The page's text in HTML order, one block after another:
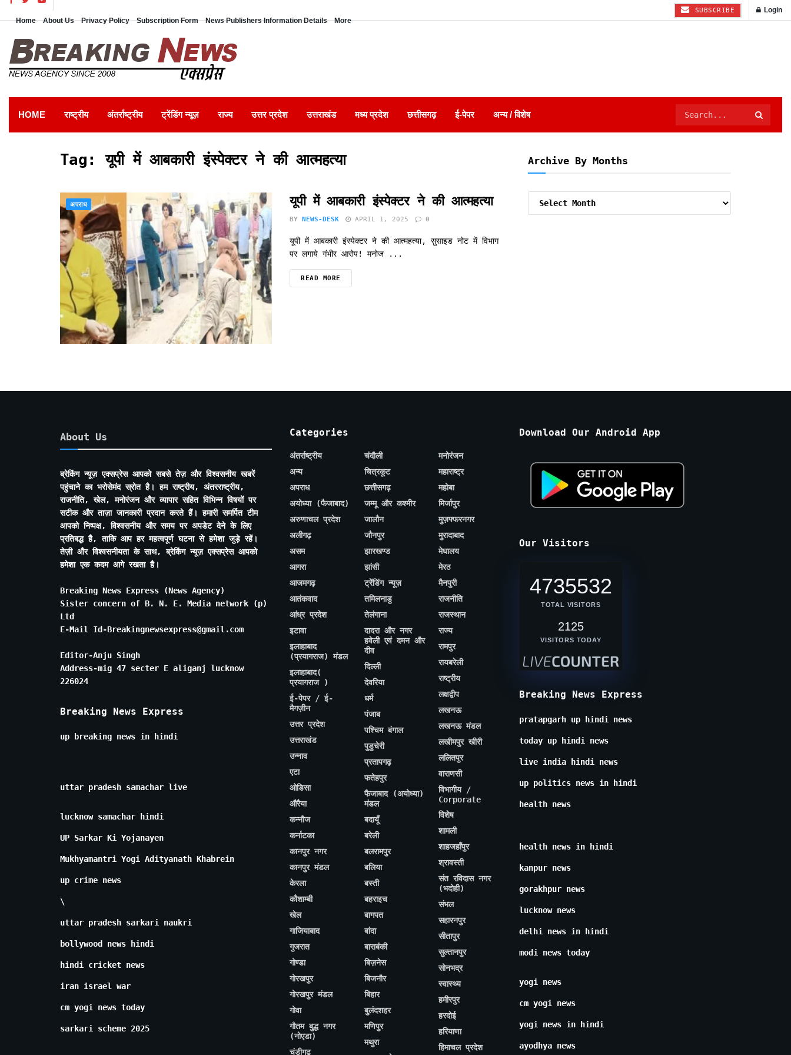
Home About Us Privacy Policy Subscription Form News Publishers Information Details More
SUBSCRIBE Login
HOME राष्ट्रीय अंतर्राष्ट्रीय ट्रेंडिंग न्यूज़ राज्य उत्तर प्रदेश उत्तराखंड मध्य प्रदेश छत्तीसगढ़ ई-पेपर अन्य / विशेष
Tag:यूपी में आबकारी इंस्पेक्टर ने की आत्महत्या
अपराध यूपी में आबकारी इंस्पेक्टर ने की आत्महत्या
BY NEWS-DESK APRIL 1, 2025 0
यूपी में आबकारी इंस्पेक्टर ने की आत्महत्या, सुसाइड नोट में विभाग
पर लगाये गंभीर आरोप! मनोज ...
READ MORE
Archive By Months
About Us
ब्रेकिंग न्यूज़ एक्सप्रेस आपको सबसे तेज़ और विश्वसनीय खबरें
पहुंचाने का भरोसेमंद स्रोत है। हम राष्ट्रीय, अंतरराष्ट्रीय,
राजनीति, खेल, मनोरंजन और व्यापार सहित विभिन्न विषयों पर
सटीक और ताज़ा जानकारी प्रदान करते हैं। हमारी समर्पित टीम
आपको निष्पक्ष, विश्वसनीय और समय पर अपडेट देने के लिए
प्रतिबद्ध है, ताकि आप हर महत्वपूर्ण घटना से हमेशा जुड़े रहें।
तेज़ी और विश्वसनीयता के साथ, ब्रेकिंग न्यूज़ एक्सप्रेस आपको
हमेशा एक कदम आगे रखता है।
Breaking News Express (News Agency)
Sister concern of B. N. E. Media network (p)
Ltd
E-Mail Id-Breakingnewsexpress@gmail.com
Editor-Anju Singh
Address-mig 47 secter E aliganj lucknow
226024
Breaking News Express
up breaking news in hindi
uttar pradesh samachar live
lucknow samachar hindi
UP Sarkar Ki Yojanayen
Mukhyamantri Yogi Adityanath Khabrein
up crime news
\
uttar pradesh sarkari naukri
bollywood news hindi
hindi cricket news
iran israel war
cm yogi news today
sarkari scheme 2025
Categories
अंतर्राष्ट्रीय
अन्य
अपराध
अयोध्या (फैजाबाद)
अरुणाचल प्रदेश
अलीगढ़
असम
आगरा
आजमगढ़
आतंकवाद
आंध्र प्रदेश
इटावा
इलाहाबाद
(प्रयागराज) मंडल
इलाहाबाद(
प्रयागराज )
ई-पेपर / ई-
मैगज़ीन
उत्तर प्रदेश
उत्तराखंड
उन्नाव
एटा
ओडिसा
औरैया
कन्नौज
कर्नाटका
कानपुर नगर
कानपुर मंडल
केरला
कौशाम्बी
खेल
गाजियाबाद
गुजरात
गोण्डा
गोरखपुर
गोरखपुर मंडल
गोवा
गौतम बुद्ध नगर
(नोएडा)
चंडीगढ़
चंदौली
चित्रकूट
छत्तीसगढ़
जम्मू और कश्मीर
जालौन
जौनपुर
झारखण्ड
झांसी
ट्रेंडिंग न्यूज़
तमिलनाडु
तेलंगाना
दादरा और नगर
हवेली एवं दमन और
दीव
दिल्ली
देवरिया
धर्म
पंजाब
पश्चिम बंगाल
पुडुचेरी
प्रतापगढ़
फतेहपुर
फैजाबाद (अयोध्या)
मंडल
बदायूँ
बरेली
बलरामपुर
बलिया
बस्ती
बहराइच
बागपत
बांदा
बाराबंकी
बिज़नेस
बिजनौर
बिहार
बुलंदशहर
मणिपुर
मथुरा
मनोरंजन
महाराष्ट्र
महोबा
मिर्जापुर
मुज़फ्फरनगर
मुरादाबाद
मेघालय
मेरठ
मैनपुरी
राजनीति
राजस्थान
राज्य
रामपुर
रायबरेली
राष्ट्रीय
लक्षद्वीप
लखनऊ
लखनऊ मंडल
लखीमपुर खीरी
ललितपुर
वाराणसी
विभागीय /
Corporate
विशेष
शामली
शाहजहाँपुर
श्रावस्ती
संत रविदास नगर
(भदोही)
संभल
सहारनपुर
सीतापुर
सुल्तानपुर
सोनभद्र
स्वास्थ्य
हमीरपुर
हरदोई
हरियाणा
हिमाचल प्रदेश
Download Our Android App
Our Visitors
4735532
TOTAL VISITORS
2125
VISITORS TODAY
Breaking News Express
pratapgarh up hindi news
today up hindi news
live india hindi news
up politics news in hindi
health news
health news in hindi
kanpur news
gorakhpur news
lucknow news
delhi news in hindi
modi news today
yogi news
cm yogi news
yogi news in hindi
ayodhya news